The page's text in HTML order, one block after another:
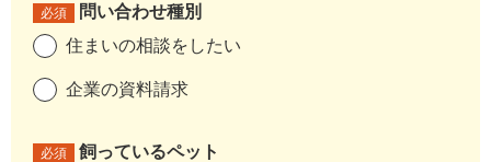
必須
問い合わせ種別
住まいの相談をしたい
企業の資料請求
必須
飼っているペット